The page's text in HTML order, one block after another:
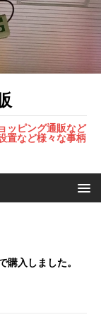
ッピング通販など
置など様々な事柄
購入しました。